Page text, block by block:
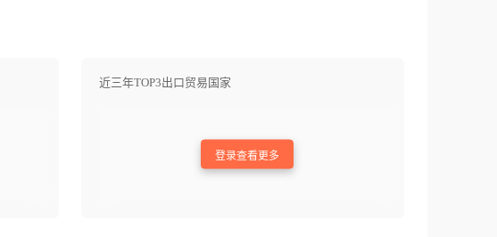
近三年TOP3出口贸易国家
登录查看更多